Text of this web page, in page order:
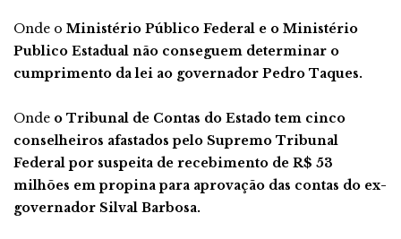
Onde o Ministério Público Federal e o Ministério
Publico Estadual não conseguem determinar o
cumprimento da lei ao governador Pedro Taques.
Onde o Tribunal de Contas do Estado tem cinco
conselheiros afastados pelo Supremo Tribunal
Federal por suspeita de recebimento de R$ 53
milhões em propina para aprovação das contas do ex-
governador Silval Barbosa.